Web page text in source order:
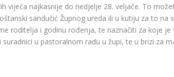
vijeća najkasnije do nedjelje 28. veljače. To
sandučić Župnog ureda ili u kutiju za to na
roditelja i godinu rođenja, te naznačiti za koje je
suradnici u pastoralnom radu u župi, te u brizi za